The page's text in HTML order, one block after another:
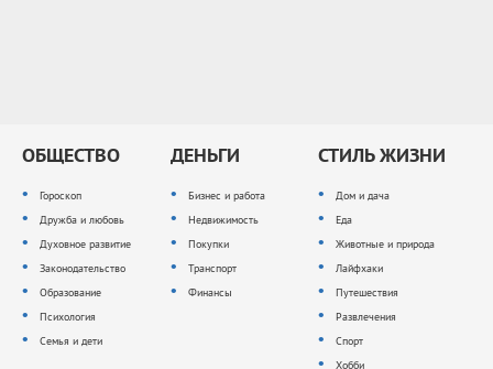
ОБЩЕСТВО
Гороскоп
Дружба и любовь
Духовное развитие
Законодательство
Образование
Психология
Семья и дети
ДЕНЬГИ
Бизнес и работа
Недвижимость
Покупки
Транспорт
Финансы
СТИЛЬ ЖИЗНИ
Дом и дача
Еда
Животные и природа
Лайфхаки
Путешествия
Развлечения
Спорт
Хобби